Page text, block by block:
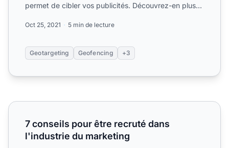
permet de cibler vos publicités. Découvrez-en plus
Oct 25, 2021 5 min de lecture
Geotargeting Geofencing +3
7 conseils pour être recruté dans l'industrie du marketing
7 conseils pour être recruté dans
l'industrie du marketing